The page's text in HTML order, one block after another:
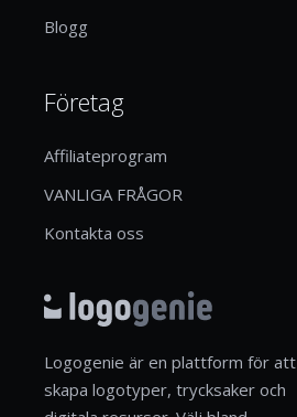
Blogg
Företag
Affiliateprogram
VANLIGA FRÅGOR
Kontakta oss
Logogenie är en plattform för att
skapa logotyper, trycksaker och